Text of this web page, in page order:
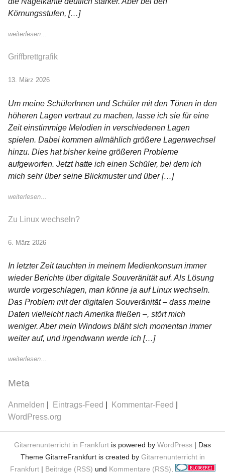
Körnungsstufen, […]
weiterlesen...
Griffbrettgrafik
13. März 2026
Um meine SchülerInnen und Schüler mit den Tönen in den
höheren Lagen vertraut zu machen, lasse ich sie für eine
Zeit einstimmige Melodien in verschiedenen Lagen
spielen. Dabei kommen allmählich größere Lagenwechsel
hinzu. Dies hat bisher keine größeren Probleme
aufgeworfen. Jetzt hatte ich einen Schüler, bei dem ich
mich sehr über seine Blickmuster und über […]
weiterlesen...
Zu Linux wechseln?
6. März 2026
In letzter Zeit tauchten in meinem Medienkonsum immer
wieder Berichte über digitale Souveränität auf. Als Lösung
wurde vorgeschlagen, man könne ja auf Linux wechseln.
Das Problem mit der digitalen Souveränität – dass meine
Daten vielleicht nach Amerika fließen –, stört mich
weniger. Aber mein Windows bläht sich momentan immer
weiter auf, und irgendwann werde ich […]
weiterlesen...
Meta
Anmelden Eintrags-Feed
Kommentar-Feed
WordPress.org
Gitarrenunterricht in Frankfurt is powered by WordPress | Das
Theme GitarreFrankfurt is created by Gitarrenunterricht in
Frankfurt| Beiträge (RSS) und Kommentare (RSS).